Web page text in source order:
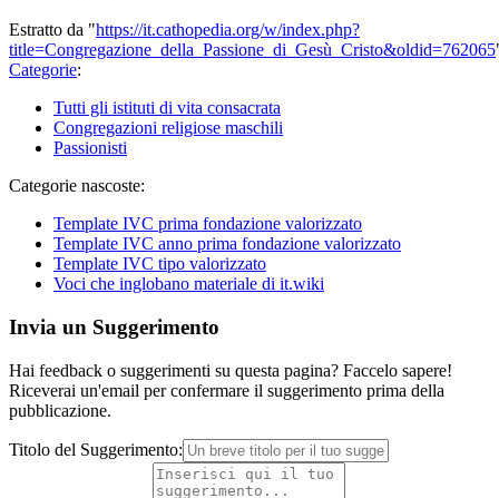
Estratto da "https://it.cathopedia.org/w/index.php?
title=Congregazione_della_Passione_di_Gesù_Cristo&oldid=762065
Categorie:
Tutti gli istituti di vita consacrata
Congregazioni religiose maschili
Passionisti
Categorie nascoste:
Template IVC prima fondazione valorizzato
Template IVC anno prima fondazione valorizzato
Template IVC tipo valorizzato
Voci che inglobano materiale di it.wiki
Invia un Suggerimento
Hai feedback o suggerimenti su questa pagina? Faccelo sapere!
Riceverai un'email per confermare il suggerimento prima della
pubblicazione.
Titolo del Suggerimento: